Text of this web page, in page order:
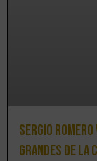
Sergio
grandes de la